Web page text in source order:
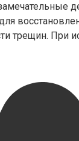
трещин. При